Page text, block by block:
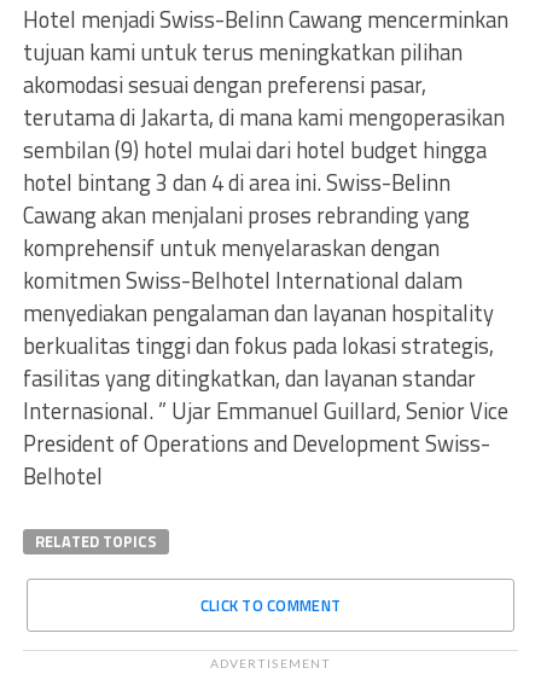
Hotel menjadi Swiss-Belinn Cawang mencerminkan
tujuan kami untuk terus meningkatkan pilihan
akomodasi sesuai dengan preferensi pasar,
terutama di Jakarta, di mana kami mengoperasikan
sembilan (9) hotel mulai dari hotel budget hingga
hotel bintang 3 dan 4 di area ini. Swiss-Belinn
Cawang akan menjalani proses rebranding yang
komprehensif untuk menyelaraskan dengan
komitmen Swiss-Belhotel International dalam
menyediakan pengalaman dan layanan hospitality
berkualitas tinggi dan fokus pada lokasi strategis,
fasilitas yang ditingkatkan, dan layanan standar
Internasional. ” Ujar Emmanuel Guillard, Senior Vice
President of Operations and Development Swiss-
Belhotel
RELATED TOPICS
CLICK TO COMMENT
ADVERTISEMENT